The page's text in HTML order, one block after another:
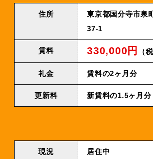
住所
東京都国分寺市泉
37-1
賃料 330,000円 （
礼金 賃料の2ヶ月分
更新料 新賃料の1.5ヶ月分
現況 居住中